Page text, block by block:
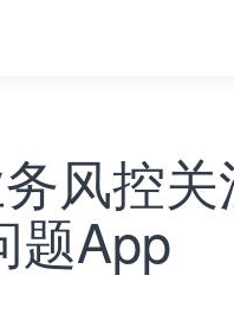
风控
题App